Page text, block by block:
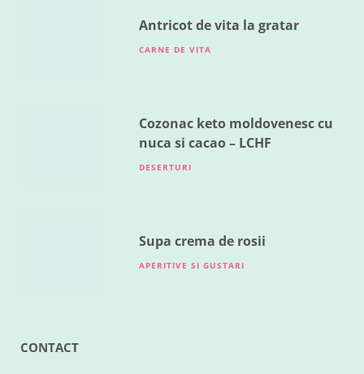
MAI 18, 2016
Antricot de vita la gratar
CARNE DE VITA
Cozonac keto moldovenesc cu
nuca si cacao – LCHF
DESERTURI
Supa crema de rosii
APERITIVE SI GUSTARI
CONTACT